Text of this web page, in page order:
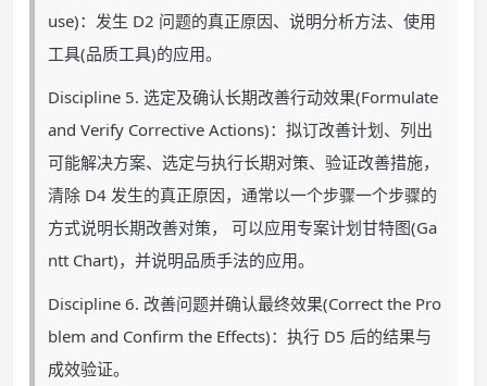
use)：发生 D2 问题的真正原因、说明分析方法、使用
工具(品质工具)的应用。
Discipline 5. 选定及确认长期改善行动效果(Formulate
and Verify Corrective Actions)：拟订改善计划、列出
可能解决方案、选定与执行长期对策、验证改善措施，
清除 D4 发生的真正原因，通常以一个步骤一个步骤的
方式说明长期改善对策， 可以应用专案计划甘特图(Ga
ntt Chart)，并说明品质手法的应用。
Discipline 6. 改善问题并确认最终效果(Correct the Pro
blem and Confirm the Effects)：执行 D5 后的结果与
成效验证。